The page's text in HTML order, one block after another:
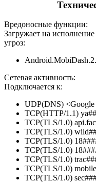
Вредоносные функции:
Загружает на
угроз:
Сетевая активность:
Подключается к:
UDP(DNS)
TCP(HTTP/1.1)
TCP(TLS/1.0)
TCP(TLS/1.0)
TCP(TLS/1.0)
TCP(TLS/1.0)
TCP(TLS/1.0)
TCP(TLS/1.0)
TCP(TLS/1.0)